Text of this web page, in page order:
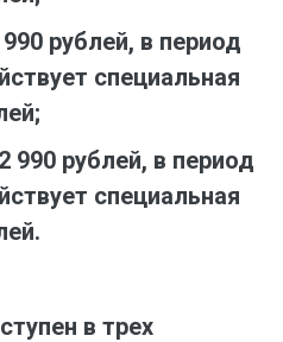
рублей, в период
специальная
990 рублей, в период
специальная
в трех